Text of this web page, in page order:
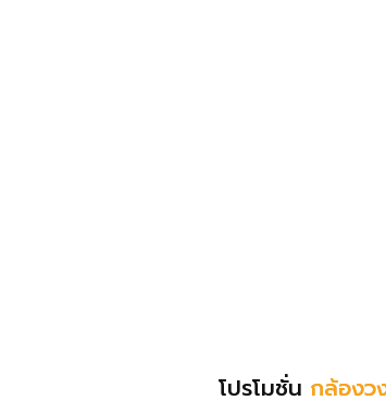
โปรโมชั่น กล้องว